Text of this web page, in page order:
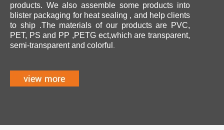
products. We also assemble some products into
blister packaging for heat sealing , and help clients
to ship .The materials of our products are PVC,
PET, PS and PP ,PETG ect,which are transparent,
semi-transparent and colorful.